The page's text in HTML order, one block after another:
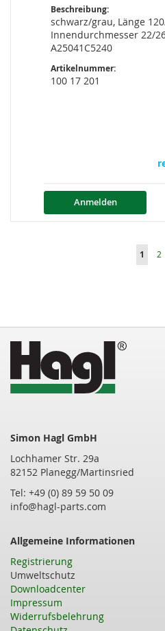
Beschreibung:
schwarz/grau, Länge
Innendurchmesser 22/
A25041C5240
Artikelnummer:
100 17 201
Anmelden
Sie
1 2
Simon Hagl GmbH
Lochhamer Str. 29a
82152 Planegg/Martinsried
Tel: +49 (0) 89 59 50 09
info@hagl-parts.com
Allgemeine Informationen
Registrierung
Umweltschutz
Downloadcenter
Impressum
Widerrufsbelehrung